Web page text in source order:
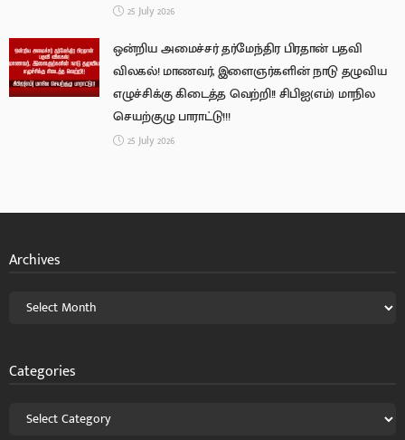
25 July 2026
ஒன்றிய அமைச்சர் தர்மேந்திர பிரதான் பதவி
விலகல்! மாணவர், இளைஞர்களின் நாடு தழுவிய
எழுச்சிக்கு கிடைத்த வெற்றி!! சிபிஐ(எம்) மாநில
செயற்குழு பாராட்டு!!!
25 July 2026
Archives
Categories